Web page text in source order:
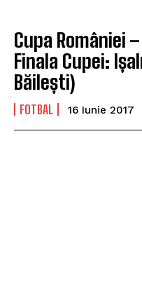
Cupa României
Finala Cupei:
Băilești)
FOTBAL 16 Iunie 2017